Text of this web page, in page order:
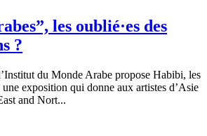
les oublié·es des
?
du Monde Arabe propose Habibi, les
exposition qui donne aux artistes d’Asie
and Nort...